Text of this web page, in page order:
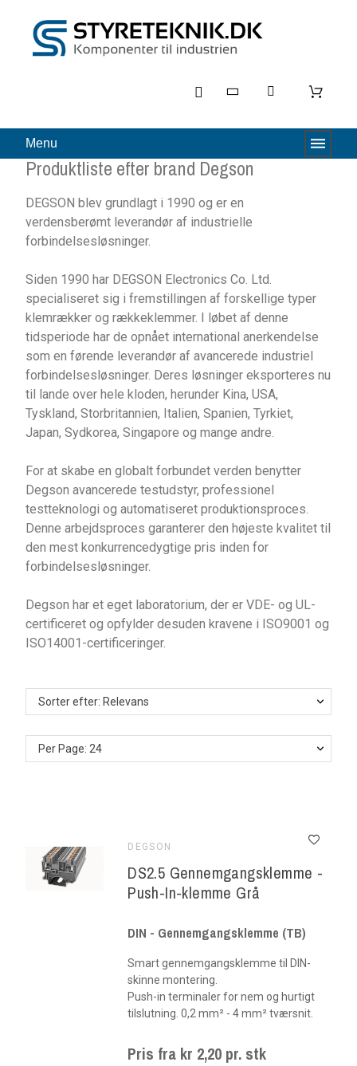
Menu
Produktliste efter brand Degson
DEGSON blev grundlagt i 1990 og er en
verdensberømt leverandør af industrielle
forbindelsesløsninger.
Siden 1990 har DEGSON Electronics Co. Ltd.
specialiseret sig i fremstillingen af forskellige typer
klemrækker og rækkeklemmer. I løbet af denne
tidsperiode har de opnået international anerkendelse
som en førende leverandør af avancerede industriel
forbindelsesløsninger. Deres løsninger eksporteres nu
til lande over hele kloden, herunder Kina, USA,
Tyskland, Storbritannien, Italien, Spanien, Tyrkiet,
Japan, Sydkorea, Singapore og mange andre.
For at skabe en globalt forbundet verden benytter
Degson avancerede testudstyr, professionel
testteknologi og automatiseret produktionsproces.
Denne arbejdsproces garanterer den højeste kvalitet til
den mest konkurrencedygtige pris inden for
forbindelsesløsninger.
Degson har et eget laboratorium, der er VDE- og UL-
certificeret og opfylder desuden kravene i ISO9001 og
ISO14001-certificeringer.
Sorter efter: Relevans
Per Page: 24
DEGSON
DS2.5 Gennemgangsklemme -
Push-In-klemme Grå
DIN - Gennemgangsklemme (TB)
Smart gennemgangsklemme til DIN-
skinne montering.
Push-in terminaler for nem og hurtigt
tilslutning. 0,2 mm² - 4 mm² tværsnit.
Pris fra kr 2,20 pr. stk